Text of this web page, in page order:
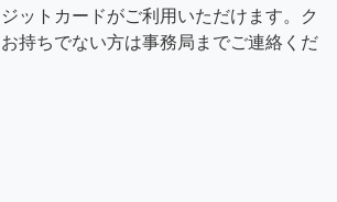
ットカードがご利用いただけます。ク
持ちでない方は事務局までご連絡くだ